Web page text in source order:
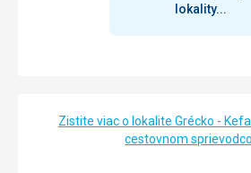
lokality...
Zistite viac o lokalite Grécko -
cestovnom